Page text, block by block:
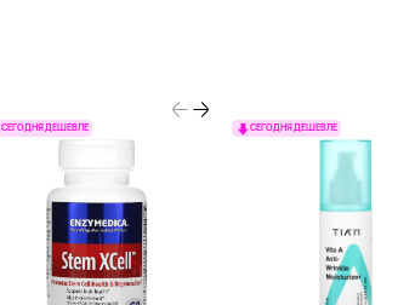
СЕГОДНЯ ДЕШЕВЛЕ СЕГОДНЯ ДЕШЕВЛЕ